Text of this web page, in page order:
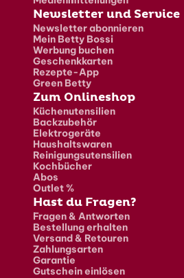
Newsletter und Service
Newsletter abonnieren
Mein Betty Bossi
Werbung buchen
Geschenkkarten
Rezepte-App
Green Betty
Zum Onlineshop
Küchenutensilien
Backzubehör
Elektrogeräte
Haushaltswaren
Reinigungsutensilien
Kochbücher
Abos
Outlet %
Hast du Fragen?
Fragen & Antworten
Bestellung erhalten
Versand & Retouren
Zahlungsarten
Garantie
Gutschein einlösen